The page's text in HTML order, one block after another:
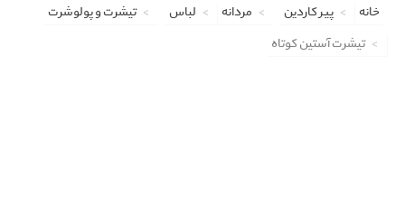
خانه پیر کاردین مردانه لباس
تیشرت و پولوشرت
تیشرت آستین کوتاه